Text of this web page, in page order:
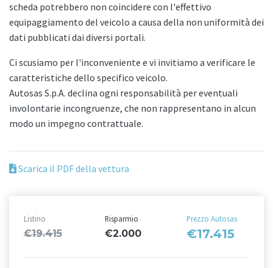
scheda potrebbero non coincidere con l'effettivo
equipaggiamento del veicolo a causa della non uniformità dei
dati pubblicati dai diversi portali.
Ci scusiamo per l'inconveniente e vi invitiamo a verificare le
caratteristiche dello specifico veicolo.
Autosas S.p.A. declina ogni responsabilità per eventuali
involontarie incongruenze, che non rappresentano in alcun
modo un impegno contrattuale.
Scarica il PDF della vettura
Listino
€19.415
Risparmio
€2.000
Prezzo Autosas
€17.415